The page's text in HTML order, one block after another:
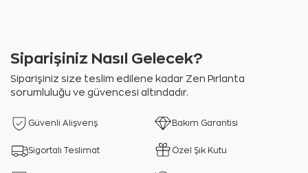
Siparişiniz Nasıl Gelecek?
Siparişiniz size teslim edilene kadar Zen Pırlanta
sorumluluğu ve güvencesi altındadır.
Güvenli Alışveriş Bakım Garantisi
Sigortalı Teslimat Özel Şık Kutu